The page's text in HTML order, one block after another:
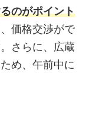
のがポイント
価格交渉がで
さらに、広蔵
め、午前中に